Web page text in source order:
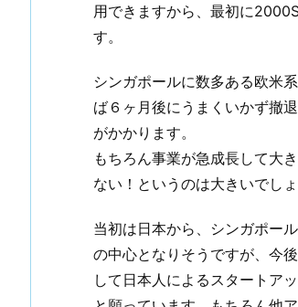
用できますから、最初に
す。
シンガポールに数多ある欧米
ば６ヶ月後にうまくいかず撤
がかかります。
もちろん事業が急成長して大
ない！というのは大きいでしょ
当初は日本から、シンガポー
の中心となりそうですが、今
して日本人によるスタートア